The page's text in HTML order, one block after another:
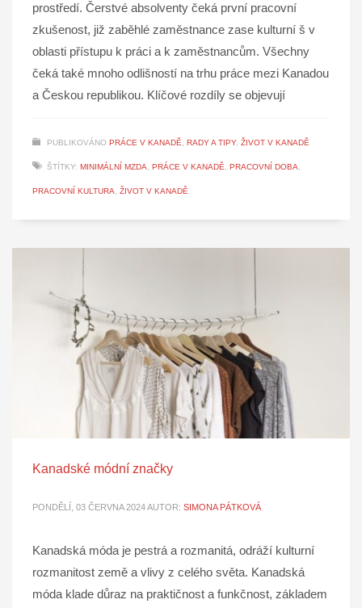
prostředí. Čerstvé absolventy čeká první pracovní
zkušenost, již zaběhlé zaměstnance zase kulturní š v
oblasti přístupu k práci a k zaměstnancům. Všechny
čeká také mnoho odlišností na trhu práce mezi Kanadou
a Českou republikou. Klíčové rozdíly se objevují
PUBLIKOVÁNO PRÁCE V KANADĚ, RADY A TIPY, ŽIVOT V KANADĚ
ŠTÍTKY: MINIMÁLNÍ MZDA, PRÁCE V KANADĚ, PRACOVNÍ DOBA,
PRACOVNÍ KULTURA, ŽIVOT V KANADĚ
Kanadské módní značky
PONDĚLÍ, 03 ČERVNA 2024AUTOR: SIMONA PÁTKOVÁ
Kanadská móda je pestrá a rozmanitá, odráží kulturní
rozmanitost země a vlivy z celého světa. Kanadská
móda klade důraz na praktičnost a funkčnost, základem